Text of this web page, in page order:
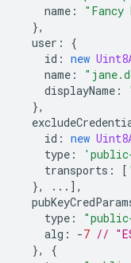
name : "Fancy
},
user :
{
id : new
name :
displayName :
},
id : new
type :
transports : [
},
...],
type :
alg : -7 //
},
{